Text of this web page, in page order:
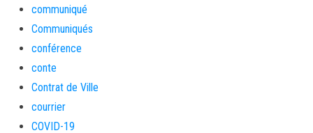
communiqué
Communiqués
conférence
conte
Contrat de Ville
courrier
COVID-19